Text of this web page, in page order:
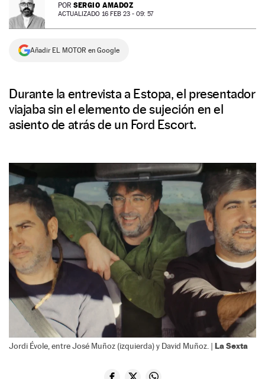
NEWSLETTER
SÍGUENOS
POR SERGIO AMADOZ
ACTUALIZADO 16 FEB 23 - 09: 57
Añadir EL MOTOR en Google
Durante la entrevista a Estopa, el presentador
viajaba sin el elemento de sujeción en el
asiento de atrás de un Ford Escort.
Jordi Évole, entre José Muñoz (izquierda) y David Muñoz. | La Sexta